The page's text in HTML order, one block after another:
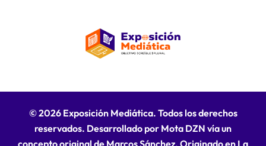
© 2026 Exposición Mediática. Todos los derechos
reservados. Desarrollado por Mota DZN vía un